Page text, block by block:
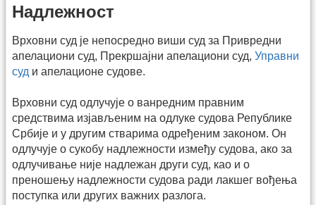
Надлежност
Врховни суд је непосредно виши суд за Привредни
апелациони суд, Прекршајни апелациони суд, Управни
суд и апелационе судове.
Врховни суд одлучује о ванредним правним
средствима изјављеним на одлуке судова Републике
Србије и у другим стварима одређеним законом. Он
одлучује о сукобу надлежности између судова, ако за
одлучивање није надлежан други суд, као и о
преношењу надлежности судова ради лакшег вођења
поступка или других важних разлога.